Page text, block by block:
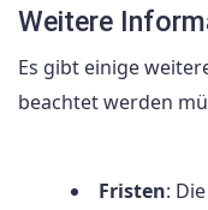
Weitere
Es gibt einige
beachtet werden
Fristen: